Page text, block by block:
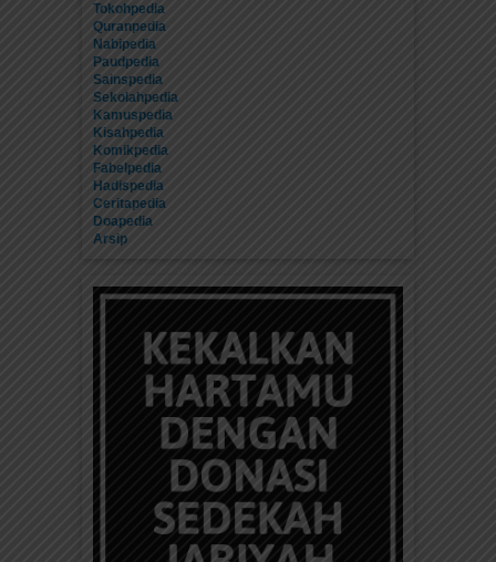
Tokohpedia
Quranpedia
Nabipedia
Paudpedia
Sainspedia
Sekolahpedia
Kamuspedia
Kisahpedia
Komikpedia
Fabelpedia
Hadispedia
Ceritapedia
Doapedia
Arsip